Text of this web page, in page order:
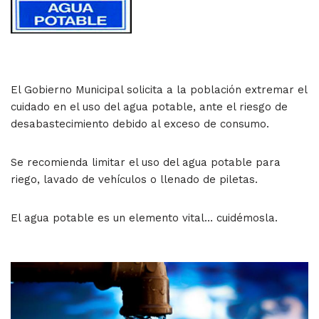
El Gobierno Municipal solicita a la población extremar el
cuidado en el uso del agua potable, ante el riesgo de
desabastecimiento debido al exceso de consumo.
Se recomienda limitar el uso del agua potable para
riego, lavado de vehículos o llenado de piletas.
El agua potable es un elemento vital… cuidémosla.